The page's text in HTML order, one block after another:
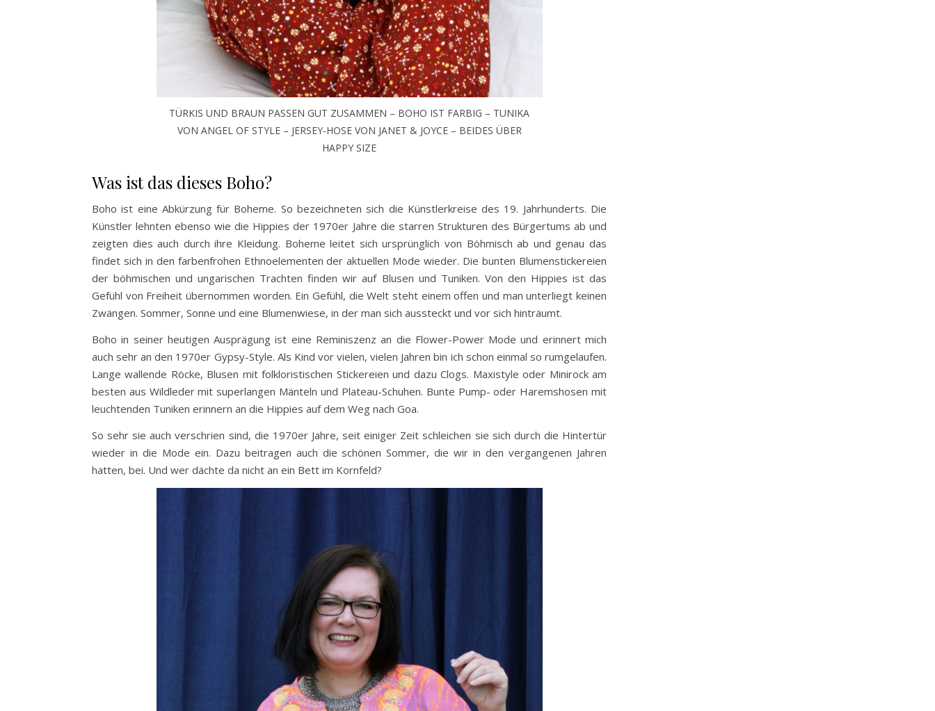
TÜRKIS UND BRAUN PASSEN GUT ZUSAMMEN – BOHO IST FARBIG – TUNIKA
VON ANGEL OF STYLE – JERSEY-HOSE VON JANET & JOYCE – BEIDES ÜBER
HAPPY SIZE
Was ist das dieses Boho?
Boho ist eine Abkürzung für Boheme. So bezeichneten sich die Künstlerkreise des 19. Jahrhunderts. Die
Künstler lehnten ebenso wie die Hippies der 1970er Jahre die starren Strukturen des Bürgertums ab und
zeigten dies auch durch ihre Kleidung. Boheme leitet sich ursprünglich von Böhmisch ab und genau das
findet sich in den farbenfrohen Ethnoelementen der aktuellen Mode wieder. Die bunten Blumenstickereien
der böhmischen und ungarischen Trachten finden wir auf Blusen und Tuniken. Von den Hippies ist das
Gefühl von Freiheit übernommen worden. Ein Gefühl, die Welt steht einem offen und man unterliegt keinen
Zwängen. Sommer, Sonne und eine Blumenwiese, in der man sich aussteckt und vor sich hinträumt.
Boho in seiner heutigen Ausprägung ist eine Reminiszenz an die Flower-Power Mode und erinnert mich
auch sehr an den 1970er Gypsy-Style. Als Kind vor vielen, vielen Jahren bin ich schon einmal so rumgelaufen.
Lange wallende Röcke, Blusen mit folkloristischen Stickereien und dazu Clogs. Maxistyle oder Minirock am
besten aus Wildleder mit superlangen Mänteln und Plateau-Schuhen. Bunte Pump- oder Haremshosen mit
leuchtenden Tuniken erinnern an die Hippies auf dem Weg nach Goa.
So sehr sie auch verschrien sind, die 1970er Jahre, seit einiger Zeit schleichen sie sich durch die Hintertür
wieder in die Mode ein. Dazu beitragen auch die schönen Sommer, die wir in den vergangenen Jahren
hatten, bei. Und wer dächte da nicht an ein Bett im Kornfeld?